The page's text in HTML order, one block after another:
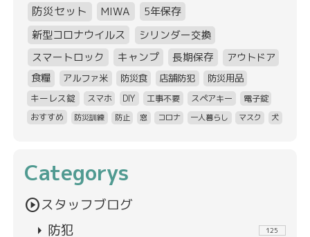
防災セット
MIWA
5年保存
新型コロナウイルス
シリンダー交換
スマートロック
キャンプ 長期保存
アウトドア
食糧
アルファ米 防災食 店舗防犯 防災用品
キーレス錠 スマホ DIY 工事不要 スペアキー
電子錠
おすすめ
防災訓練 防止 窓 コロナ 一人暮らし マスク 犬
Categorys
play_circleスタッフブログ
arrow_right 防犯 125